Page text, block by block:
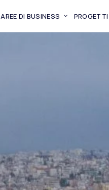
AREE DI BUSINESS PROGETTI